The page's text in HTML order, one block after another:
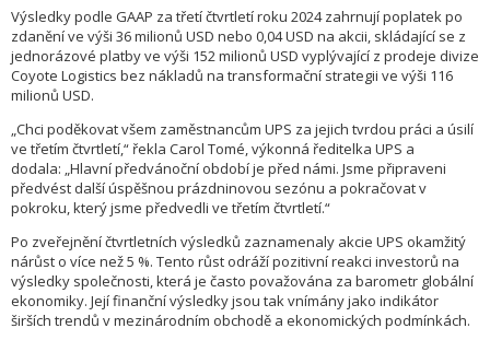
Výsledky podle GAAP za třetí čtvrtletí roku 2024 zahrnují poplatek po
zdanění ve výši 36 milionů USD nebo 0,04 USD na akcii, skládající se z
jednorázové platby ve výši 152 milionů USD vyplývající z prodeje divize
Coyote Logistics bez nákladů na transformační strategii ve výši 116
milionů USD.
„Chci poděkovat všem zaměstnancům UPS za jejich tvrdou práci a úsilí
ve třetím čtvrtletí,“ řekla Carol Tomé, výkonná ředitelka UPS a
dodala: „Hlavní předvánoční období je před námi. Jsme připraveni
předvést další úspěšnou prázdninovou sezónu a pokračovat v
pokroku, který jsme předvedli ve třetím čtvrtletí.“
Po zveřejnění čtvrtletních výsledků zaznamenaly akcie UPS okamžitý
nárůst o více než 5 %. Tento růst odráží pozitivní reakci investorů na
výsledky společnosti, která je často považována za barometr globální
ekonomiky. Její finanční výsledky jsou tak vnímány jako indikátor
širších trendů v mezinárodním obchodě a ekonomických podmínkách.